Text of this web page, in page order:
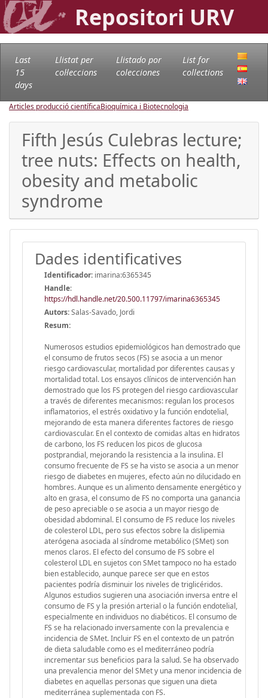
Repositori URV
Last
15
days
Llistat per
col·leccions
Llistado por
colecciones
List for
collections
Articles producció científicaBioquímica i Biotecnologia
Fifth Jesús Culebras lecture;
tree nuts: Effects on health,
obesity and metabolic
syndrome
Dades identificatives
Identificador: imarina:6365345
Handle:
https://hdl.handle.net/20.500.11797/imarina6365345
Autors:Salas-Savado, Jordi
Resum:
Numerosos estudios epidemiológicos han demostrado que
el consumo de frutos secos (FS) se asocia a un menor
riesgo cardiovascular, mortalidad por diferentes causas y
mortalidad total. Los ensayos clínicos de intervención han
demostrado que los FS protegen del riesgo cardiovascular
a través de diferentes mecanismos: regulan los procesos
inflamatorios, el estrés oxidativo y la función endotelial,
mejorando de esta manera diferentes factores de riesgo
cardiovascular. En el contexto de comidas altas en hidratos
de carbono, los FS reducen los picos de glucosa
postprandial, mejorando la resistencia a la insulina. El
consumo frecuente de FS se ha visto se asocia a un menor
riesgo de diabetes en mujeres, efecto aún no dilucidado en
hombres. Aunque es un alimento densamente energético y
alto en grasa, el consumo de FS no comporta una ganancia
de peso apreciable o se asocia a un mayor riesgo de
obesidad abdominal. El consumo de FS reduce los niveles
de colesterol LDL, pero sus efectos sobre la dislipemia
aterógena asociada al síndrome metabólico (SMet) son
menos claros. El efecto del consumo de FS sobre el
colesterol LDL en sujetos con SMet tampoco no ha estado
bien establecido, aunque parece ser que en estos
pacientes podría disminuir los niveles de triglicéridos.
Algunos estudios sugieren una asociación inversa entre el
consumo de FS y la presión arterial o la función endotelial,
especialmente en individuos no diabéticos. El consumo de
FS se ha relacionado inversamente con la prevalencia e
incidencia de SMet. Incluir FS en el contexto de un patrón
de dieta saludable como es el mediterráneo podría
incrementar sus beneficios para la salud. Se ha observado
una prevalencia menor del SMet y una menor incidencia de
diabetes en aquellas personas que siguen una dieta
mediterránea suplementada con FS.